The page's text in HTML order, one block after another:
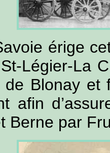
érige
Légier-La
Blonay et
afin
Berne par